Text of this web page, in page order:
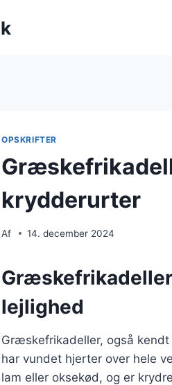
OPSKRIFTER
krydderurter
Af 14. december 2024
lejlighed
Græskefrikadeller, også
har vundet hjerter over hele
lam eller oksekød, og er